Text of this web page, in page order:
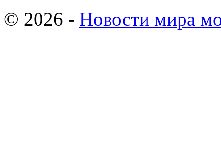
© 2026 - Новости мира